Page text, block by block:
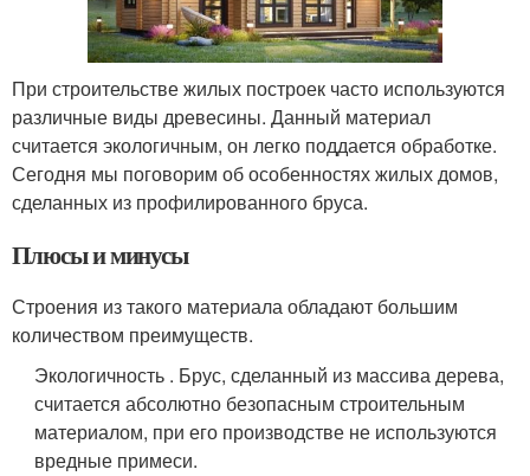
При строительстве жилых построек часто используются
различные виды древесины. Данный материал
считается экологичным, он легко поддается обработке.
Сегодня мы поговорим об особенностях жилых домов,
сделанных из профилированного бруса.
Плюсы и минусы
Строения из такого материала обладают большим
количеством преимуществ.
Экологичность . Брус, сделанный из массива дерева,
считается абсолютно безопасным строительным
материалом, при его производстве не используются
вредные примеси.